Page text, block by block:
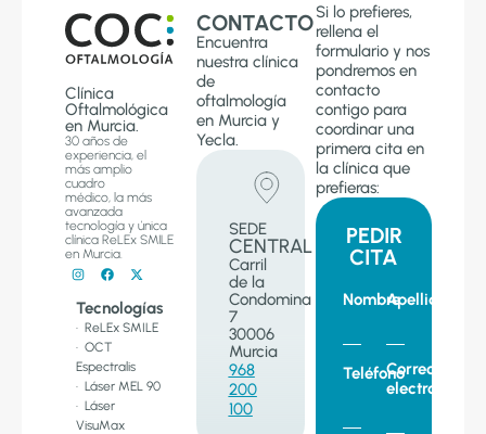
Clínica
Oftalmológica
en Murcia.
30 años de
experiencia, el
más amplio
cuadro
médico, la más
avanzada
tecnología y única
clínica ReLEx SMILE
en Murcia.
Tecnologías
· ReLEx SMILE
· OCT
Espectralis
· Láser MEL 90
· Láser
VisuMax
CONTACTO
Encuentra
nuestra clínica
de
oftalmología
en Murcia y
Yecla.
SEDE
CENTRAL
Carril
de la
Condomina
7
30006
Murcia
968
200
100
Si lo prefieres,
rellena el
formulario y nos
pondremos en
contacto
contigo para
coordinar una
primera cita en
la clínica que
prefieras:
PEDIR
CITA
NombreApellido
TeléfonoCorreo
electronico